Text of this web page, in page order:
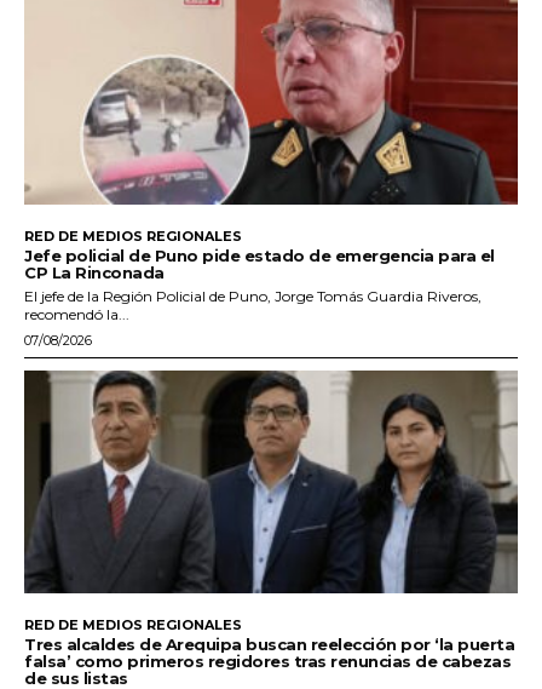
RED DE MEDIOS REGIONALES
Jefe policial de Puno pide estado de emergencia para el
CP La Rinconada
El jefe de la Región Policial de Puno, Jorge Tomás Guardia Riveros,
recomendó la...
07/08/2026
RED DE MEDIOS REGIONALES
Tres alcaldes de Arequipa buscan reelección por ‘la puerta
falsa’ como primeros regidores tras renuncias de cabezas
de sus listas